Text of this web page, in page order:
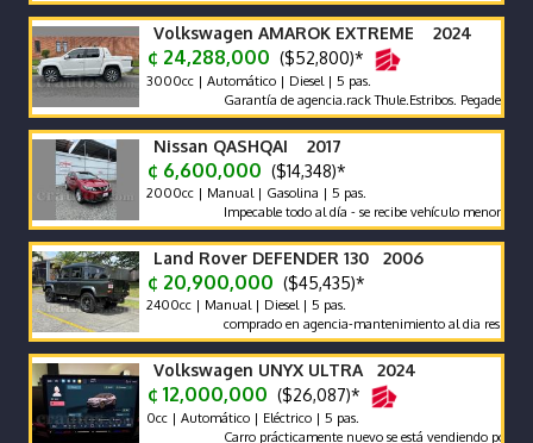
Volkswagen AMAROK EXTREME 2024
¢ 24,288,000 ($52,800)*
3000cc | Automático | Diesel | 5 pas.
Garantía de agencia.rack Thule.Estribos. Pegadero. Tapa
Nissan QASHQAI 2017
¢ 6,600,000 ($14,348)*
2000cc | Manual | Gasolina | 5 pas.
Impecable todo al día - se recibe vehículo menor valor
Land Rover DEFENDER 130 2006
¢ 20,900,000 ($45,435)*
2400cc | Manual | Diesel | 5 pas.
comprado en agencia-mantenimiento al dia respaldo -
Volkswagen UNYX ULTRA 2024
¢ 12,000,000 ($26,087)*
0cc | Automático | Eléctrico | 5 pas.
Carro prácticamente nuevo se está vendiendo por compra